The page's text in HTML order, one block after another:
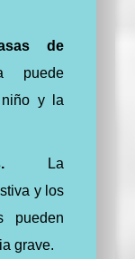
de
puede
niño y la
La
y los
pueden
grave.